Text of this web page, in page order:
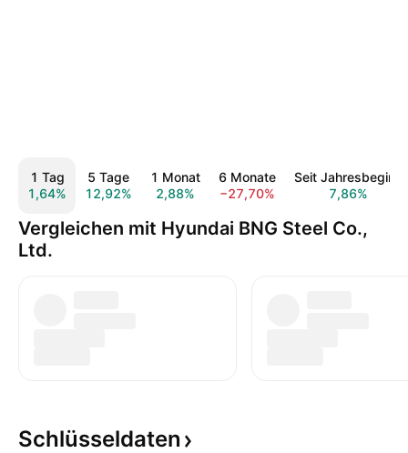
1 Tag
1,64%
5 Tage
12,92%
1 Monat
2,88%
6 Monate
−27,70%
Seit Jahresbeginn
7,86%
Vergleichen mit Hyundai BNG Steel Co.,
Ltd.
Schlüsseldaten